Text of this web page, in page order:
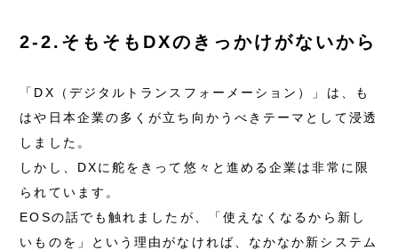
2-2.そもそもDXのきっかけがないから
「DX（デジタルトランスフォーメーション）」は、も
はや日本企業の多くが立ち向かうべきテーマとして浸透
しました。
しかし、DXに舵をきって悠々と進める企業は非常に限
られています。
EOSの話でも触れましたが、「使えなくなるから新し
いものを」という理由がなければ、なかなか新システム